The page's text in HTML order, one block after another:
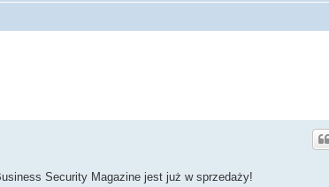
Security Magazine jest już w sprzedaży!